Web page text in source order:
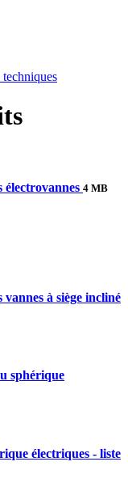
4 MB
à siège incliné
sphérique
électriques - liste